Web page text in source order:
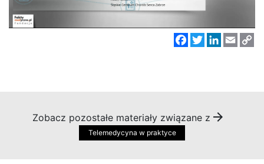
Facebook
TwitterLinkedIn
Email
Zobacz pozostałe materiały związane z
Telemedycyna w praktyce